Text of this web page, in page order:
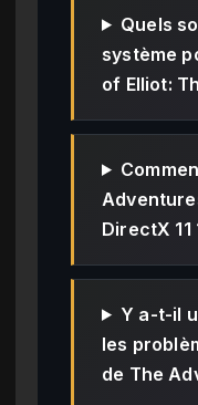
Quels
système
of Elliot:
DirectX 11
Y a-t-il
les
de The